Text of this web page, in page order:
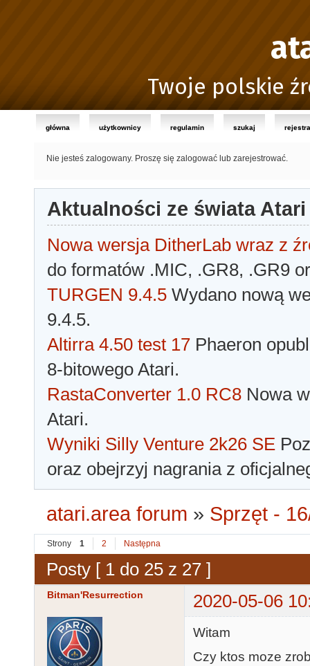
Twoje polskie
główna użytkownicy regulamin szukaj
Nie jesteś zalogowany. Proszę się zalogować lub zarejestrować.
Aktualności ze świata Atari
Nowa wersja DitherLab wraz z
do formatów .MIC, .GR8, .GR9
TURGEN 9.4.5 Wydano nową
9.4.5.
Altirra 4.50 test 17 Phaeron
8-bitowego Atari.
RastaConverter 1.0 RC8 Nowa
Atari.
Wyniki Silly Venture 2k26 SE
oraz obejrzyj nagrania z
atari.area forum » Sprzęt -
Strony 1 2 Następna
Posty [ 1 do 25 z 27 ]
Bitman'Resurrection 2020-05-06
Witam
Czy ktos moze